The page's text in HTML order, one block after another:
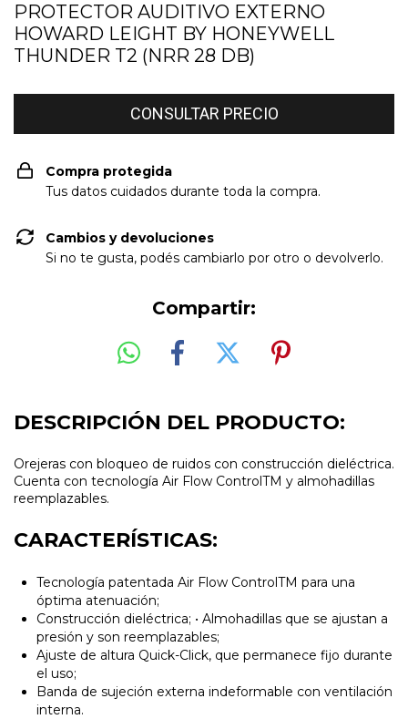
PROTECTOR AUDITIVO EXTERNO
HOWARD LEIGHT BY HONEYWELL
THUNDER T2 (NRR 28 DB)
Compra protegida
Tus datos cuidados durante toda la compra.
Cambios y devoluciones
Si no te gusta, podés cambiarlo por otro o devolverlo.
Compartir:
DESCRIPCIÓN DEL PRODUCTO:
Orejeras con bloqueo de ruidos con construcción dieléctrica.
Cuenta con tecnología Air Flow ControlTM y almohadillas
reemplazables.
CARACTERÍSTICAS:
Tecnología patentada Air Flow ControlTM para una
óptima atenuación;
Construcción dieléctrica; • Almohadillas que se ajustan a
presión y son reemplazables;
Ajuste de altura Quick-Click, que permanece fijo durante
el uso;
Banda de sujeción externa indeformable con ventilación
interna.